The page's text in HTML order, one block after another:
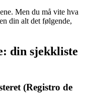
Men du må vite hva
din alt det følgende,
din sjekkliste
(Registro de